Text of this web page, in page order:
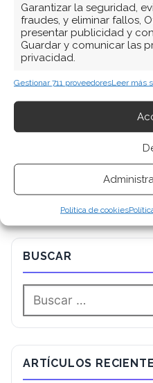
Garantizar la seguridad,
fraudes, y eliminar fallos,
presentar publicidad y
Guardar y comunicar las
privacidad.
Gestionar 711 proveedoresLeer más
Política de cookies
BUSCAR
ARTÍCULOS